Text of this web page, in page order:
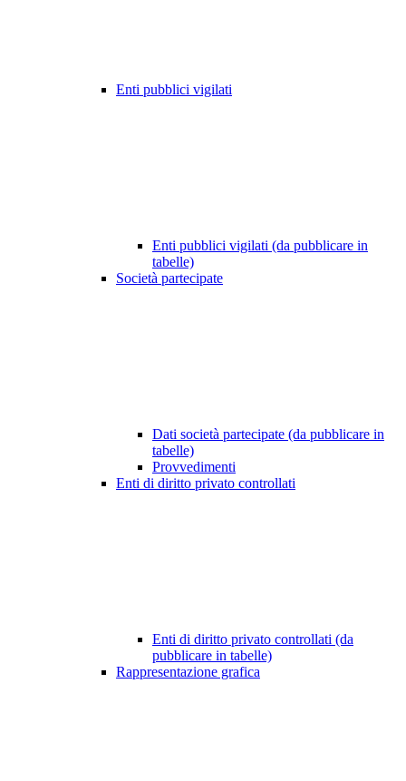
Enti pubblici vigilati
Enti pubblici vigilati (da pubblicare in
tabelle)
Società partecipate
Dati società partecipate (da pubblicare in
tabelle)
Provvedimenti
Enti di diritto privato controllati
Enti di diritto privato controllati (da
pubblicare in tabelle)
Rappresentazione grafica